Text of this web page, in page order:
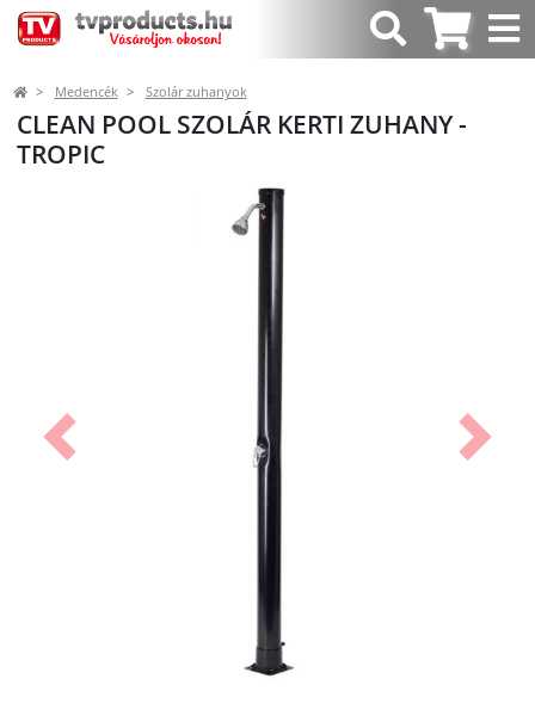
Medencék Szolár zuhanyok
CLEAN POOL SZOLÁR KERTI ZUHANY -
TROPIC
Előző